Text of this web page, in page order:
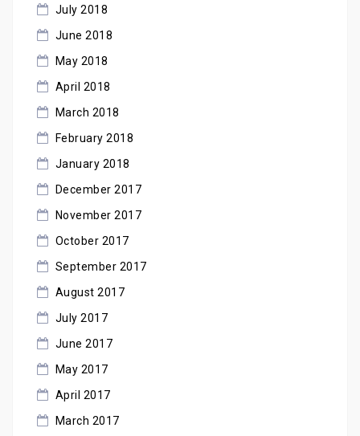
July 2018
June 2018
May 2018
April 2018
March 2018
February 2018
January 2018
December 2017
November 2017
October 2017
September 2017
August 2017
July 2017
June 2017
May 2017
April 2017
March 2017